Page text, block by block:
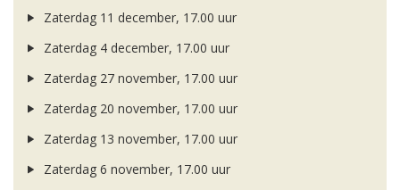
Zaterdag 11 december, 17.00 uur
Zaterdag 4 december, 17.00 uur
Zaterdag 27 november, 17.00 uur
Zaterdag 20 november, 17.00 uur
Zaterdag 13 november, 17.00 uur
Zaterdag 6 november, 17.00 uur